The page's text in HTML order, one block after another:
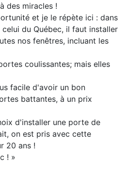
des miracles !
et je le répète ici : dans
du Québec, il faut installer
nos fenêtres, incluant les
coulissantes; mais elles
facile d'avoir un bon
battantes, à un prix
d'installer une porte de
on est pris avec cette
20 ans !
! »